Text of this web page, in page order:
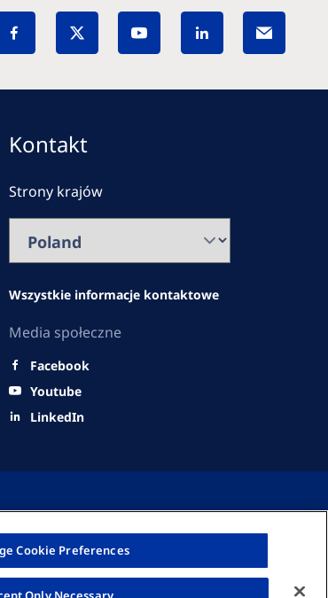
Kontakt
Strony krajów
Wszystkie informacje kontaktowe
Media społeczne
Facebook
Youtube
LinkedIn
© Fresenius Medical Care Polska S.A. 2026
Cookie Preferences